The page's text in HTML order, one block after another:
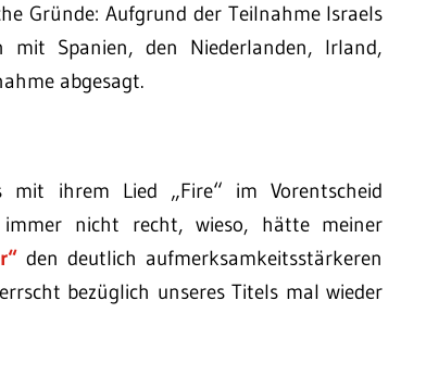
Gründe: Aufgrund der Teilnahme Israels
mit Spanien, den Niederlanden, Irland,
abgesagt.
ihrem Lied „Fire“ im Vorentscheid
nicht recht, wieso, hätte meiner
den deutlich aufmerksamkeitsstärkeren
bezüglich unseres Titels mal wieder